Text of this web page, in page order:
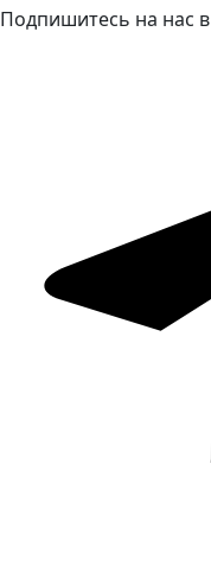
Подпишитесь на нас в